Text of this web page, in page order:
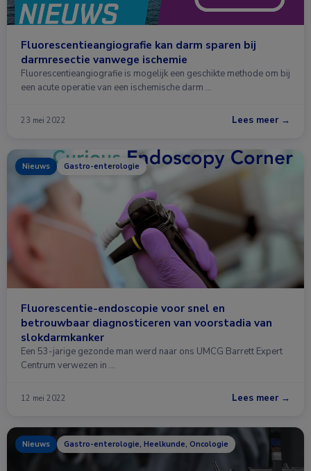
Fluorescentieangiografie kan darm sparen bij
darmresectie vanwege ischemie
Fluorescentieangiografie is mogelijk een geschikte methode om bij
een acute operatie van een ischemische darm …
23 mei 2022 Lees meer →
Nieuws Gastro-enterologie
Fluorescentie-endoscopie voor snel en
betrouwbaar diagnosticeren van voorstadia van
slokdarmkanker
Een 53-jarige gezonde man werd naar ons UMCG Barrett Expert
Centrum verwezen in …
12 mei 2022 Lees meer →
Nieuws Gastro-enterologie, Heelkunde, Oncologie